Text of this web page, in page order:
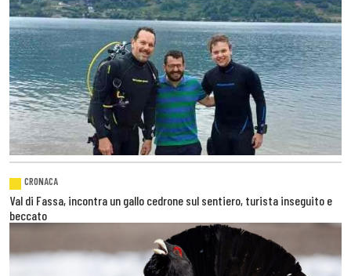
CRONACA
Val di Fassa, incontra un gallo cedrone sul sentiero, turista inseguito e
beccato